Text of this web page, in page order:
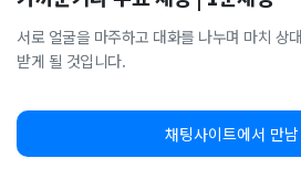
서로 얼굴을 마주하고 대화를 나누며 마치 상
받게 될 것입니다.
채팅사이트에서 만